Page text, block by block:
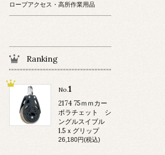
ロープアクセス・高所作業用品
Ranking
No.1
2174 75ｍｍカー
ボラチェット シ
ングルスイブル
1.5ｘグリップ
26,180円(税込)